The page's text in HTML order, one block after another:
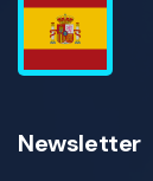
Newsletter